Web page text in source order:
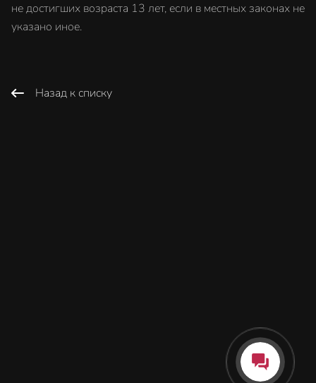
не достигших возраста 13 лет, если в местных законах не
указано иное.
Назад к списку